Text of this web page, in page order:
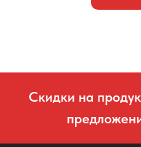
Скидки на